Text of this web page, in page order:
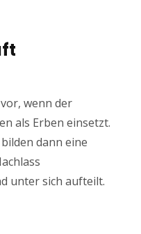
wenn der
als Erben einsetzt.
dann eine
unter sich aufteilt.